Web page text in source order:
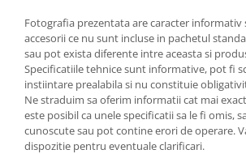
Fotografia prezentata are caracter informativ
accesorii ce nu sunt incluse in pachetul
sau pot exista diferente intre aceasta si
Specificatiile tehnice sunt informative, pot fi
instiintare prealabila si nu constituie
Ne straduim sa oferim informatii cat mai
este posibil ca unele specificatii sa le fi omis,
cunoscute sau pot contine erori de operare.
dispozitie pentru eventuale clarificari.